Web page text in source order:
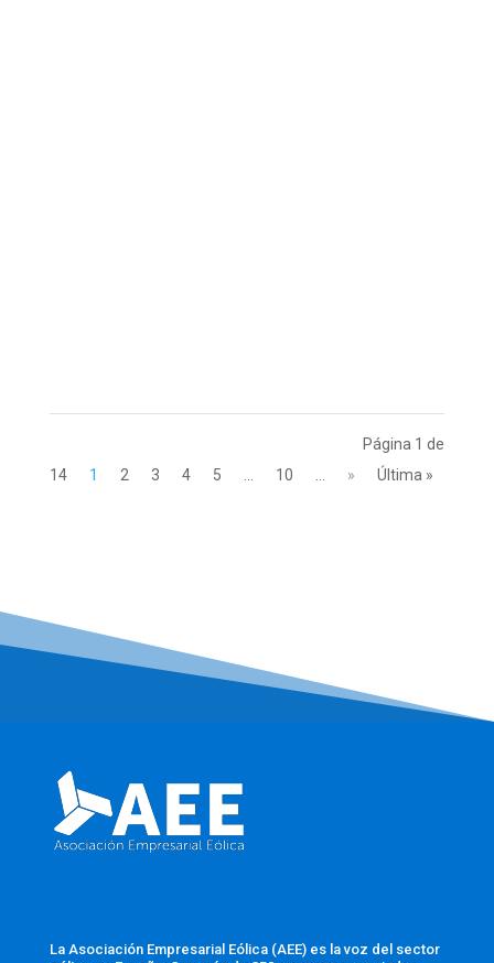
Página 1 de
14
1 2 3 4 5 10 » Última »
La Asociación Empresarial Eólica (AEE) es la voz del sector